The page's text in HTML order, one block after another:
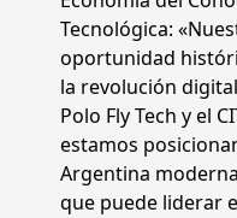
Tecnológica:
oportunidad
la revolución
Polo Fly Tech y el
estamos
Argentina
que puede liderar